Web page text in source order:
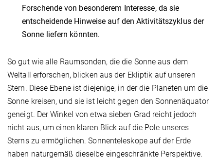
Forschende von besonderem Interesse, da sie
entscheidende Hinweise auf den Aktivitätszyklus der
Sonne liefern könnten.
So gut wie alle Raumsonden, die die Sonne aus dem
Weltall erforschen, blicken aus der Ekliptik auf unseren
Stern. Diese Ebene ist diejenige, in der die Planeten um die
Sonne kreisen, und sie ist leicht gegen den Sonnenäquator
geneigt. Der Winkel von etwa sieben Grad reicht jedoch
nicht aus, um einen klaren Blick auf die Pole unseres
Sterns zu ermöglichen. Sonnenteleskope auf der Erde
haben naturgemäß dieselbe eingeschränkte Perspektive.